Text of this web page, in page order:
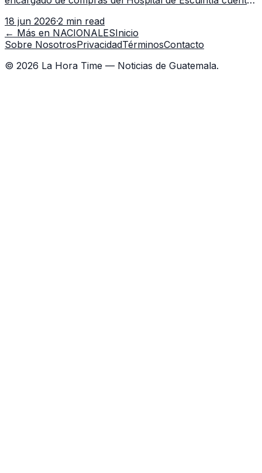
capacitación en la capital.
18 jun 2026·2 min read
← Más en NACIONALESInicio
Sobre NosotrosPrivacidadTérminosContacto
© 2026 La Hora Time — Noticias de Guatemala.